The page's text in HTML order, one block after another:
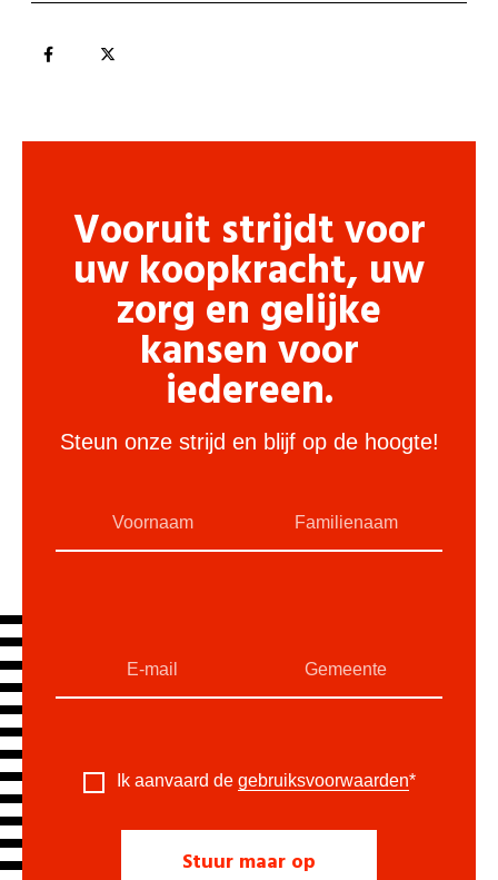
Vooruit strijdt voor
uw koopkracht, uw
zorg en gelijke
kansen voor
iedereen.
Steun onze strijd en blijf op de hoogte!
Ik aanvaard de gebruiksvoorwaarden*